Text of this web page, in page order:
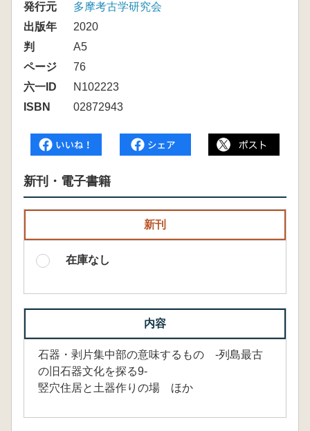
発行元
多摩考古学研究会
出版年
2020
判
A5
ページ
76
六一ID
N102223
ISBN
02872943
新刊・電子書籍
新刊
在庫なし
内容
石器・剥片集中部の意味するもの -列島最古
の旧石器文化を探る9-
竪穴住居と土器作りの場 ほか